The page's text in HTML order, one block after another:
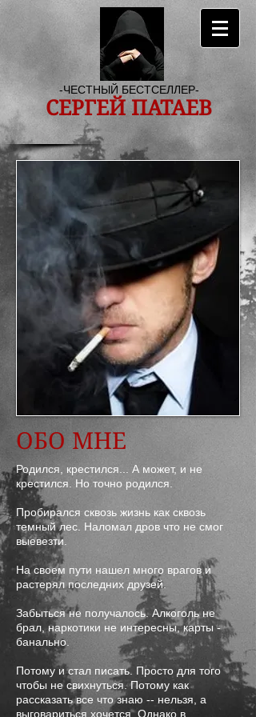
-ЧЕСТНЫЙ БЕСТСЕЛЛЕР-
СЕРГЕЙ ПАТАЕВ
ОБО МНЕ
Родился, крестился... А может, и не
крестился. Но точно родился.
Пробирался сквозь жизнь как сквозь
темный лес. Наломал дров что не смог
выевезти.
На своем пути нашел много врагов и
растерял последних друзей.
Забыться не получалось. Алкоголь не
брал, наркотики не интересны, карты -
банально.
Потому и стал писать. Просто для того
чтобы не свихнуться. Потому как
рассказать все что знаю -- нельзя, а
выговариться хочется. Однако в